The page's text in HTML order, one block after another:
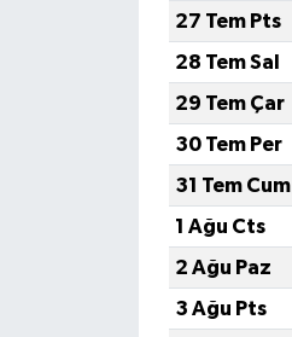
27 Tem Pts
28 Tem Sal
29 Tem Çar
30 Tem Per
31 Tem Cum
1 Ağu Cts
2 Ağu Paz
3 Ağu Pts